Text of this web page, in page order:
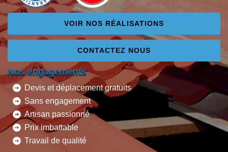
VOIR NOS RÉALISATIONS
CONTACTEZ NOUS
Nos engagements
Devis et déplacement gratuits
Sans engagement
Artisan passionné
Prix imbattable
Travail de qualité